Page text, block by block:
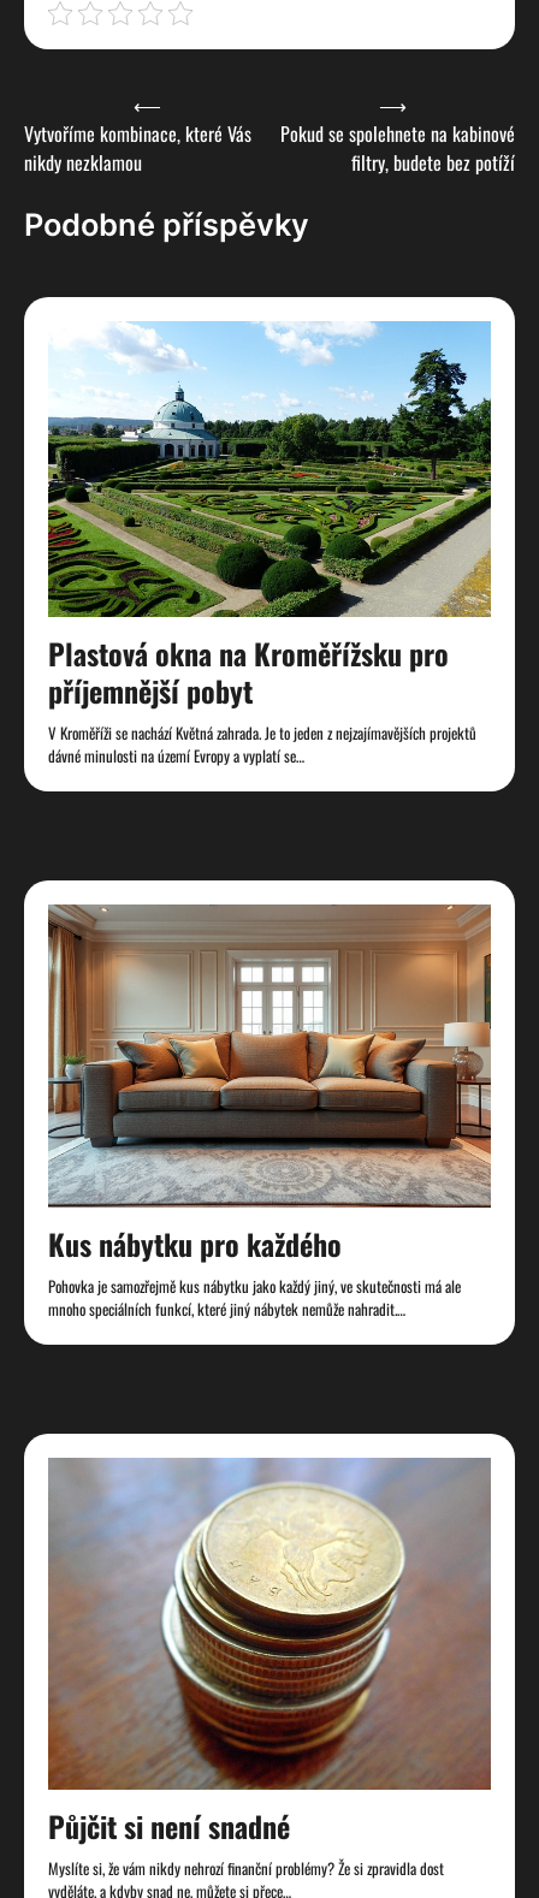
pro
příspěvek
⟵
Vytvoříme kombinace, které Vás
nikdy nezklamou
Pokud se spolehnete na kabinové
filtry, budete bez potíží
⟶
Podobné příspěvky
Plastová okna na Kroměřížsku pro
příjemnější pobyt
V Kroměříži se nachází Květná zahrada. Je to jeden z nejzajímavějších projektů
dávné minulosti na území Evropy a vyplatí se…
Kus nábytku pro každého
Pohovka je samozřejmě kus nábytku jako každý jiný, ve skutečnosti má ale
mnoho speciálních funkcí, které jiný nábytek nemůže nahradit.…
Půjčit si není snadné
Myslíte si, že vám nikdy nehrozí finanční problémy? Že si zpravidla dost
vyděláte, a kdyby snad ne, můžete si přece…